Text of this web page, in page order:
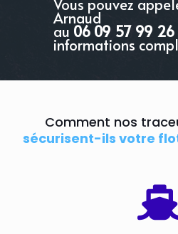
Vous pouvez
Arnaud
au 06 09 57 99 26
informations
Comment nos
sécurisent-ils votre